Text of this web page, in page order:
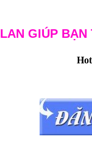
GIÚP BẠN